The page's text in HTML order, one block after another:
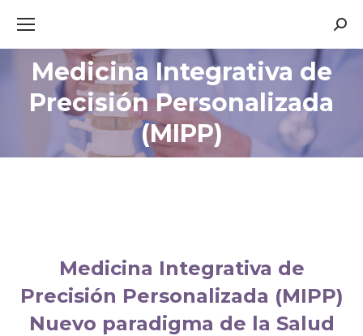
Medicina Integrativa de
Precisión Personalizada
(MIPP)
You are here:
Medicina Integrativa de
Precisión Personalizada (MIPP)
Nuevo paradigma de la Salud